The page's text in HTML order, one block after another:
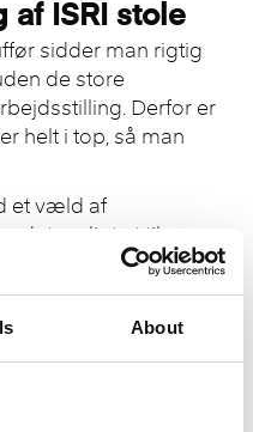
About
ISRI stole
sidder man rigtig
de store
Derfor er
helt i top, så man
et væld af
det muligt at tilpasse
krop, så langt de
Vi er dog
teknisk umuligt at
tilpasses til alle
for på eget